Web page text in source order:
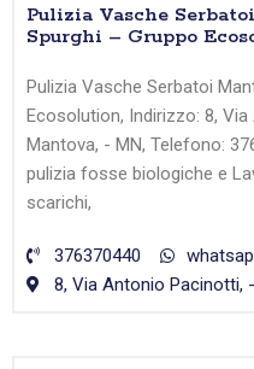
Pulizia Vasche
Spurghi – Gruppo
Pulizia Vasche Serbatoi
Ecosolution, Indirizzo: 8,
Mantova, - MN, Telefono:
pulizia fosse biologiche e
scarichi,
376370440
8, Via Antonio Pacinotti,